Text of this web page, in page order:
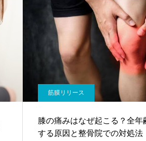
筋膜リリース
膝の痛みはなぜ起こる？全年
する原因と整骨院での対処法